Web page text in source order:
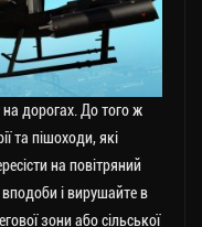
дорогах. До того ж
та пішоходи, які
на повітряний
і вирушайте в
зони або сільської